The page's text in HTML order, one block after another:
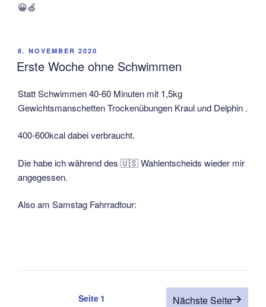
😀🍏
VERÖFFENTLICHT
AM
8. NOVEMBER 2020
Erste Woche ohne Schwimmen
Statt Schwimmen 40-60 Minuten mit 1,5kg
Gewichtsmanschetten Trockenübungen Kraul und Delphin .
400-600kcal dabei verbraucht.
Die habe ich während des 🇺🇸 Wahlentscheids wieder mir
angegessen.
Also am Samstag Fahrradtour:
Seitennummerierung
Seite 1 Nächste Seite